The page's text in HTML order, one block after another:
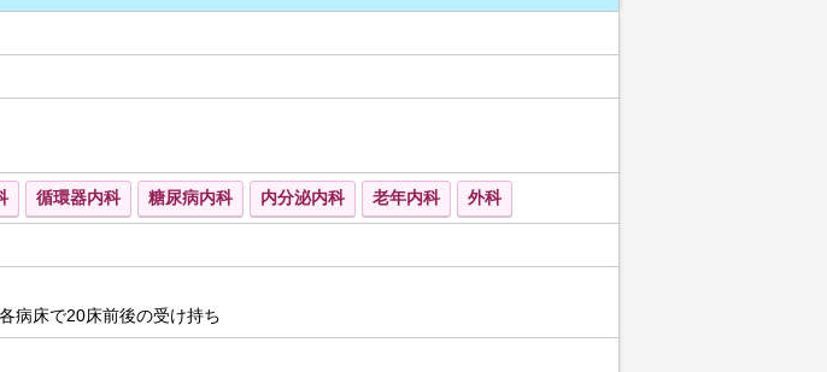
循環器内科 糖尿病内科 内分泌内科 老年内科 外科
床で20床前後の受け持ち